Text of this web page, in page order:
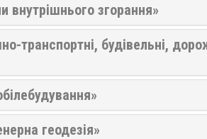
внутрішнього згорання»
транспортні, будівельні,
геодезія»